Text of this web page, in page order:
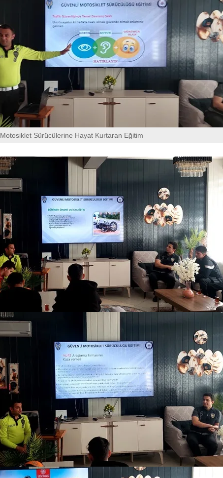
Motosiklet Sürücülerine Hayat Kurtaran Eğitim